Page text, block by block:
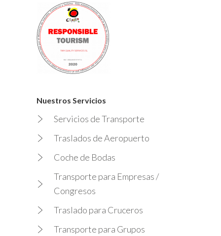
Nuestros Servicios
Servicios de Transporte
Traslados de Aeropuerto
Coche de Bodas
Transporte para Empresas /
Congresos
Traslado para Cruceros
Transporte para Grupos